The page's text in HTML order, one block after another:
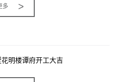
多 >
明楼谭府开工大吉